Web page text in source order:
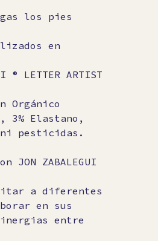
los pies
en
® LETTER ARTIST
Orgánico
3% Elastano,
ni pesticidas.
ZABALEGUI
a diferentes
en sus
entre